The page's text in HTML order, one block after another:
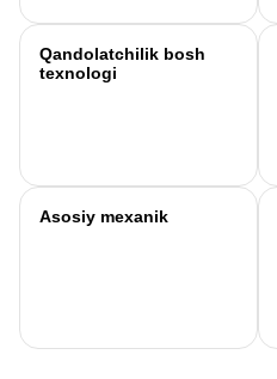
Qandolatchilik bosh
texnologi
Asosiy mexanik